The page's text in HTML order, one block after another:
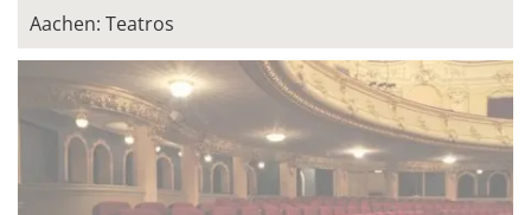
Aachen: Teatros